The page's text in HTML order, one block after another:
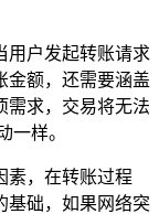
用户发起转账请求
金额，还需要涵盖
需求，交易将无法
一样。
素，在转账过程
基础，如果网络突